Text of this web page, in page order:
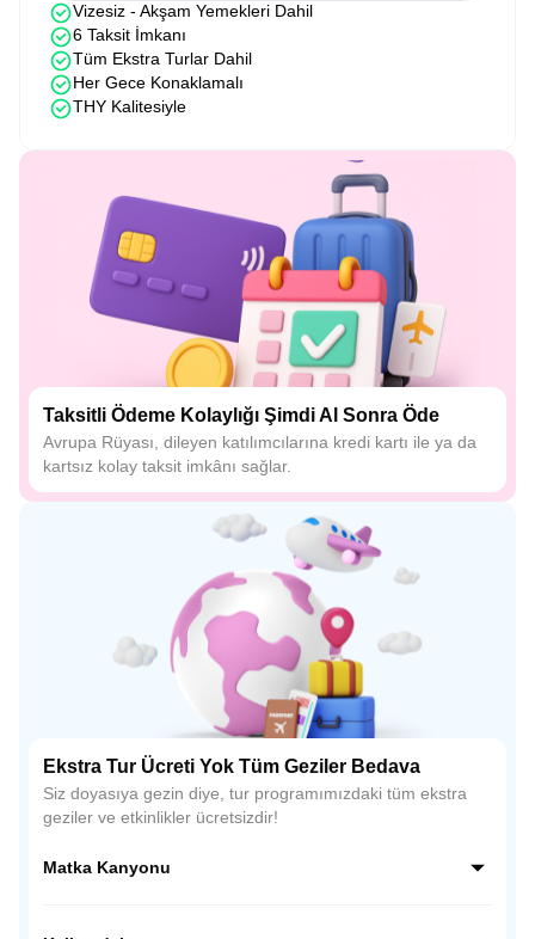
Vizesiz - Akşam Yemekleri Dahil
6 Taksit İmkanı
Tüm Ekstra Turlar Dahil
Her Gece Konaklamalı
THY Kalitesiyle
Taksitli Ödeme Kolaylığı Şimdi Al Sonra Öde
Avrupa Rüyası, dileyen katılımcılarına kredi kartı ile ya da
kartsız kolay taksit imkânı sağlar.
Ekstra Tur Ücreti Yok Tüm Geziler Bedava
Siz doyasıya gezin diye, tur programımızdaki tüm ekstra
geziler ve etkinlikler ücretsizdir!
Matka Kanyonu